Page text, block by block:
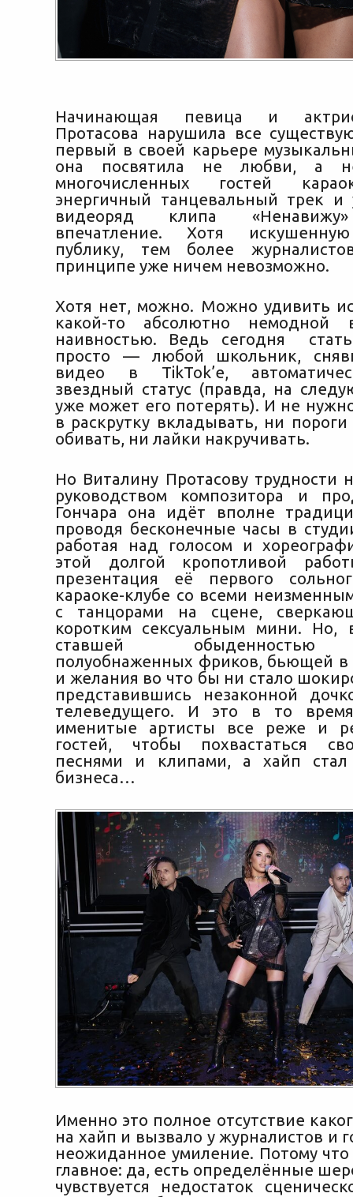
Начинающая певица и
Протасова нарушила все
первый в своей карьере
она посвятила не любви, а
многочисленных гостей
энергичный танцевальный трек и
видеоряд клипа
впечатление. Хотя
публику, тем более
принципе уже ничем невозможно.
Хотя нет, можно. Можно удивить
какой-то абсолютно
наивностью. Ведь сегодня
просто — любой школьник,
видео в TikTok’е,
звездный статус (правда, на
уже может его потерять). И не
в раскрутку вкладывать, ни
обивать, ни лайки накручивать.
Но Виталину Протасову трудности
руководством композитора и
Гончара она идёт вполне
проводя бесконечные часы в
работая над голосом и
этой долгой кропотливой
презентация её первого
караоке-клубе со всеми
с танцорами на сцене,
коротким сексуальным мини. Но,
ставшей обыденностью
полуобнаженных фриков, бьющей в
и желания во что бы ни стало
представившись незаконной
телеведущего. И это в то
именитые артисты все реже и
гостей, чтобы похвастаться
песнями и клипами, а хайп
бизнеса…
Именно это полное отсутствие
на хайп и вызвало у журналистов и
неожиданное умиление. Потому что
главное: да, есть определённые
чувствуется недостаток